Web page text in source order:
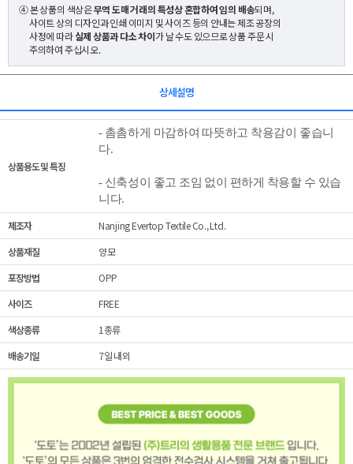
④ 본 상품의 색상은무역 도매 거래의 특성상 혼합하여 임의 배송되며,
사이트 상의 디자인과 인쇄 이미지 및 사이즈 등의 안내는 제조 공장의
사정에 따라실제 상품과 다소 차이가 날 수도 있으므로 상품 주문 시
주의하여 주십시오.
상세설명
상품용도 및 특징
- 촘촘하게 마감하여 따뜻하고 착용감이 좋습니
다.
- 신축성이 좋고 조임 없이 편하게 착용할 수 있습
니다.
제조자
Nanjing Evertop Textile Co., Ltd.
상품재질
양모
포장방법
OPP
사이즈
FREE
색상종류
1종류
배송기일
7일 내외